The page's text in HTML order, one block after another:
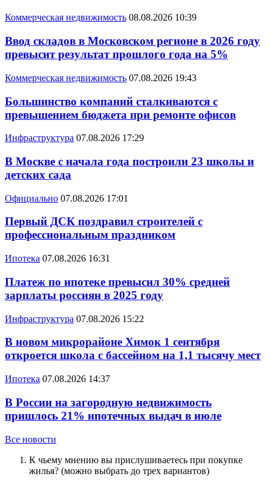
Коммерческая недвижимость 08.08.2026 10:39
Ввод складов в Московском регионе в 2026 году
превысит результат прошлого года на 5%
Коммерческая недвижимость 07.08.2026 19:43
Большинство компаний сталкиваются с
превышением бюджета при ремонте офисов
Инфраструктура 07.08.2026 17:29
В Москве с начала года построили 23 школы и
детских сада
Официально 07.08.2026 17:01
Первый ДСК поздравил строителей с
профессиональным праздником
Ипотека 07.08.2026 16:31
Платеж по ипотеке превысил 30% средней
зарплаты россиян в 2025 году
Инфраструктура 07.08.2026 15:22
В новом микрорайоне Химок 1 сентября
откроется школа с бассейном на 1,1 тысячу мест
Ипотека 07.08.2026 14:37
В России на загородную недвижимость
пришлось 21% ипотечных выдач в июле
Все новости
К чьему мнению вы прислушиваетесь при покупке
жилья? (можно выбрать до трех вариантов)